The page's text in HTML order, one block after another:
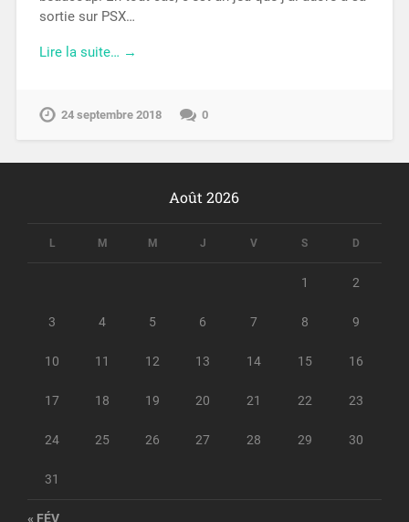
sortie sur PSX…
Lire la suite… →
24 septembre 2018 0
Août 2026
L M M J V S D
1 2
3 4 5 6 7 8 9
10 11 12 13 14 15 16
17 18 19 20 21 22 23
24 25 26 27 28 29 30
31
« FÉV